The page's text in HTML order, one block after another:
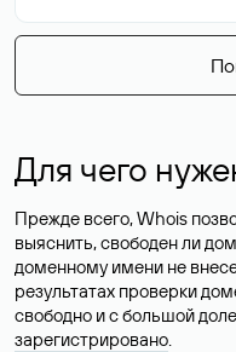
Для чего
Прежде всего, Whois
выяснить, свободен ли
доменному имени не
результатах проверки
свободно и с большой
зарегистрировано.